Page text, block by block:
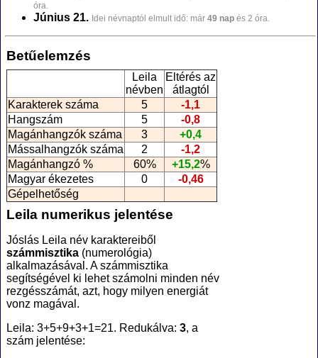
óra.
Június 21. Idei névnaptól elmult idő: már 49 nap és 2 óra.
Betűelemzés
Leila
névben
Eltérés az
átlagtól
Karakterek száma
5
-1,1
Hangszám
5
-0,8
Magánhangzók száma
3
+0,4
Mássalhangzók száma
2
-1,2
Magánhangzó %
60% +15,2%
Magyar ékezetes
0
-0,46
Gépelhetőség
Leila numerikus jelentése
Jóslás Leila név karaktereiből
számmisztika (numerológia)
alkalmazásával. A számmisztika
segítségével ki lehet számolni minden név
rezgésszámát, azt, hogy milyen energiát
vonz magával.
Leila: 3+5+9+3+1=21. Redukálva: 3, a
szám jelentése: